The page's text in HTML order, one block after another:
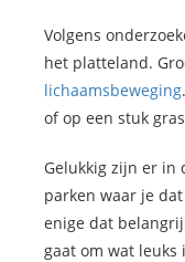
Volgens
het platteland.
lichaamsbeweging
of op een stuk
Gelukkig zijn er in
parken waar je
enige dat
gaat om wat